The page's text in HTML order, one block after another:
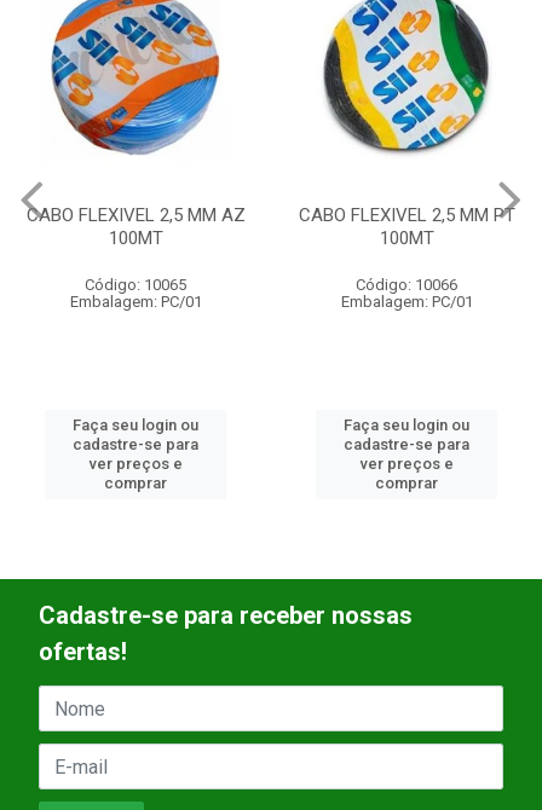
CABO FLEXIVEL 2,5 MM PT
100MT
Código: 10066
Embalagem: PC/01
Faça seu login ou
cadastre-se para
ver preços e
comprar
CABO FLEXIVEL 2,5 MM VD
100MT
Código: 10067
Embalagem: PC/01
Faça seu login ou
cadastre-se para
ver preços e
comprar
Cadastre-se para receber nossas
ofertas!